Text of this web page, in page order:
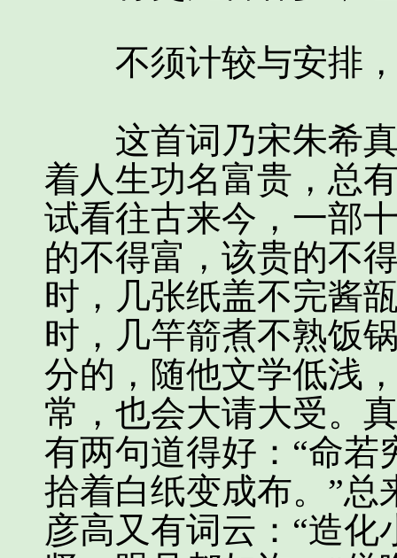
不须计较与安排，
这首词乃宋朱希真
着人生功名富贵，总
试看往古来今，一部
的不得富，该贵的不
时，几张纸盖不完酱
时，几竿箭煮不熟饭
分的，随他文学低浅
常，也会大请大受。
有两句道得好：“命
拾着白纸变成布。”
彦高又有词云：“造